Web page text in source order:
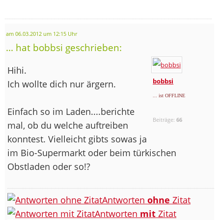
am 06.03.2012 um 12:15 Uhr
... hat bobbsi geschrieben:
bobbsi
... ist OFFLINE
Beiträge:66
Hihi.
Ich wollte dich nur ärgern.
Einfach so im Laden....berichte
mal, ob du welche auftreiben
konntest. Vielleicht gibts sowas ja
im Bio-Supermarkt oder beim türkischen
Obstladen oder so!?
Antworten ohne Zitat
Antworten mit Zitat